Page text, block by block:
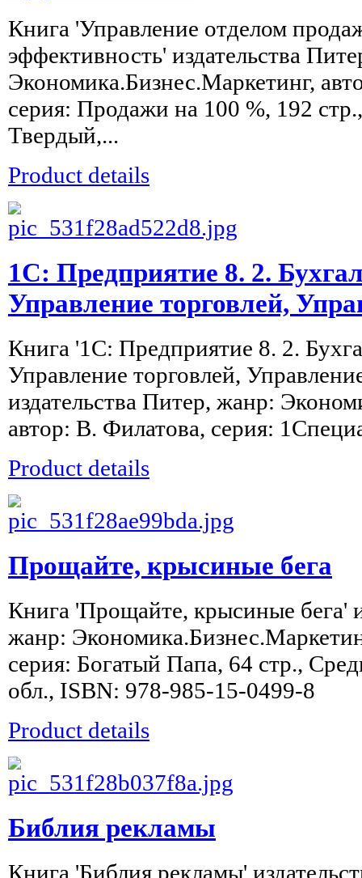
Книга 'Управление отделом
эффективность' издательства
Экономика.Бизнес.Маркетинг,
серия: Продажи на 100 %, 192
Твердый,...
Product details
1С: Предприятие 8. 2.
Управление торговлей,
Книга '1С: Предприятие 8. 2.
Управление торговлей,
издательства Питер, жанр:
автор: В. Филатова, серия:
Product details
Прощайте, крысиные бега
Книга 'Прощайте, крысиные бега'
жанр:
серия: Богатый Папа, 64 стр.,
обл., ISBN: 978-985-15-0499-8
Product details
Библия рекламы
Книга 'Библия рекламы'